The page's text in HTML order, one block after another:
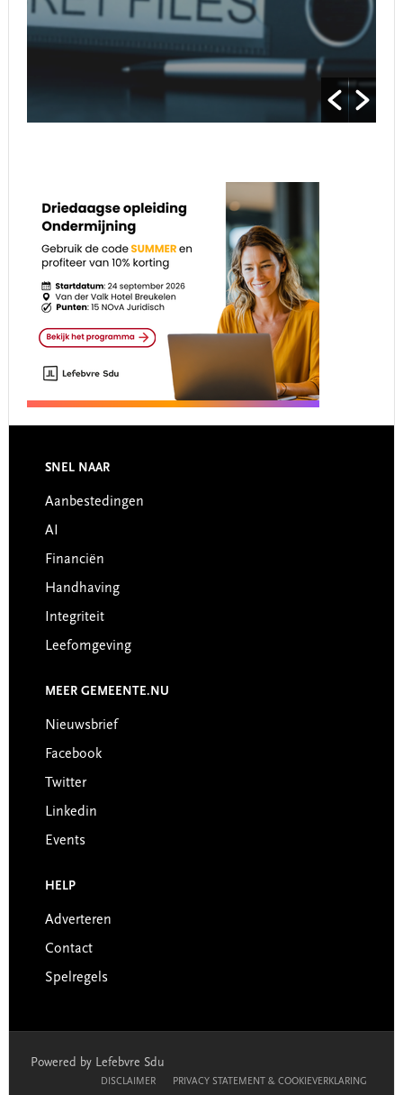
Footer
SNEL NAAR
Aanbestedingen
AI
Financiën
Handhaving
Integriteit
Leefomgeving
MEER GEMEENTE.NU
Nieuwsbrief
Facebook
Twitter
Linkedin
Events
HELP
Adverteren
Contact
Spelregels
Powered by Lefebvre Sdu
DISCLAIMER PRIVACY STATEMENT & COOKIEVERKLARING